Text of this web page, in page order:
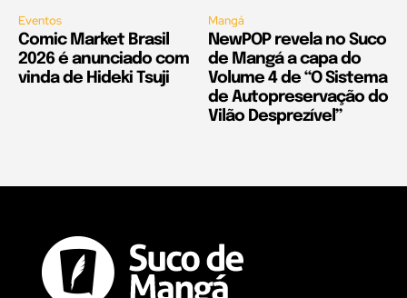
Eventos
Comic Market Brasil
2026 é anunciado com
vinda de Hideki Tsuji
Mangá
NewPOP revela no Suco
de Mangá a capa do
Volume 4 de “O Sistema
de Autopreservação do
Vilão Desprezível”